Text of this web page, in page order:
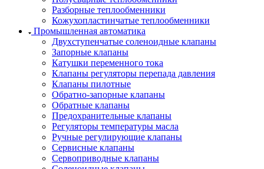
Разборные теплообменники
Кожухопластинчатые теплообменники
Промышленная автоматика
Двухступенчатые соленоидные клапаны
Запорные клапаны
Катушки переменного тока
Клапаны регуляторы перепада давления
Клапаны пилотные
Обратно-запорные клапаны
Обратные клапаны
Предохранительные клапаны
Регуляторы температуры масла
Ручные регулирующие клапаны
Сервисные клапаны
Сервоприводные клапаны